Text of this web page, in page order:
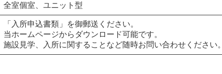
全室個室、ユニット型
「入所申込書類」を御郵送ください。
当ホームページからダウンロード可能です。
施設見学、入所に関することなど随時お問い合わせください。